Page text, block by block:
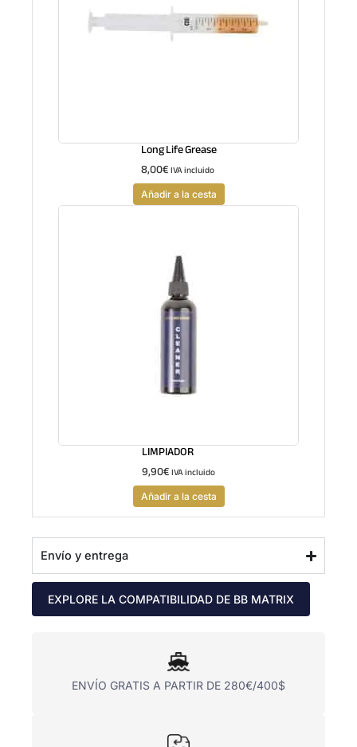
Long Life Grease
8,00€IVA incluido
Añadir a la cesta
LIMPIADOR
9,90€IVA incluido
Añadir a la cesta
Envío y entrega
EXPLORE LA COMPATIBILIDAD DE BB MATRIX
ENVÍO GRATIS A PARTIR DE 280€/400$